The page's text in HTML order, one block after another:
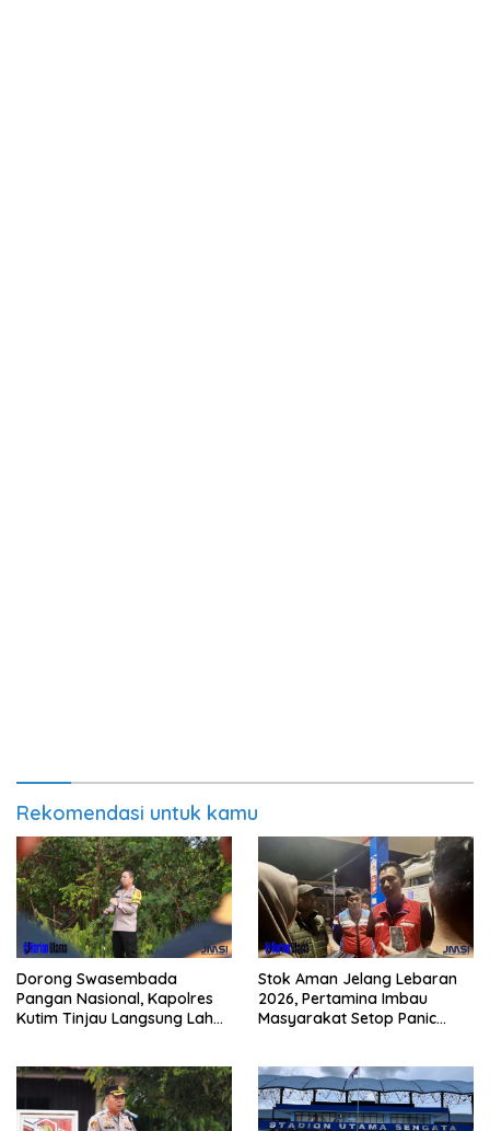
Rekomendasi untuk kamu
Dorong Swasembada
Pangan Nasional, Kapolres
Kutim Tinjau Langsung Lahan
Stok Aman Jelang Lebaran
2026, Pertamina Imbau
Masyarakat Setop Panic